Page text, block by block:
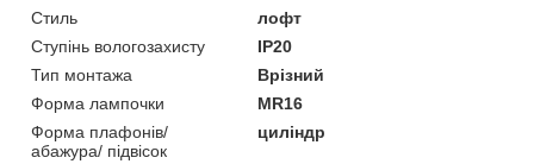
Стиль
лофт
Ступінь вологозахисту
IP20
Тип монтажа
Врізний
Форма лампочки
MR16
Форма плафонів/
абажура/ підвісок
циліндр